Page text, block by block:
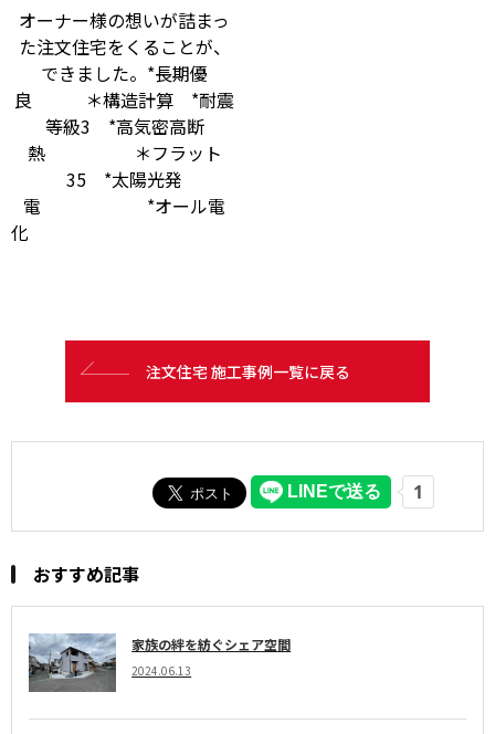
オーナー様の想いが詰まっ
た注文住宅をくることが、
できました。*長期優
良 ＊構造計算 *耐震
等級3 *高気密高断
熱 ＊フラット
35 *太陽光発
電 *オール電
化
注文住宅 施工事例一覧に戻る
おすすめ記事
家族の絆を紡ぐシェア空間
2024.06.13